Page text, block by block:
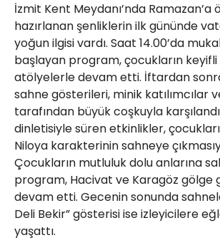
İzmit Kent Meydanı’nda Ramazan’a
hazırlanan şenliklerin ilk gününde
yoğun ilgisi vardı. Saat 14.00’da
başlayan program, çocukların
atölyelerle devam etti. İftardan
sahne gösterileri, minik katılımcılar
tarafından büyük coşkuyla
dinletisiyle süren etkinlikler,
Niloya karakterinin sahneye
Çocukların mutluluk dolu anlarına
program, Hacivat ve Karagöz gölge
devam etti. Gecenin sonunda
Deli Bekir” gösterisi ise izleyicilere
yaşattı.